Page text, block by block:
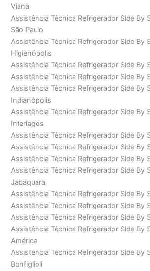
Viana
Assistência Técnica Refrigerador Side By
São Paulo
Assistência Técnica Refrigerador Side By
Higienópolis
Assistência Técnica Refrigerador Side By
Assistência Técnica Refrigerador Side By
Assistência Técnica Refrigerador Side By
Indianópolis
Assistência Técnica Refrigerador Side By
Interlagos
Assistência Técnica Refrigerador Side By
Assistência Técnica Refrigerador Side By
Assistência Técnica Refrigerador Side By
Assistência Técnica Refrigerador Side By
Jabaquara
Assistência Técnica Refrigerador Side By
Assistência Técnica Refrigerador Side By
Assistência Técnica Refrigerador Side By
Assistência Técnica Refrigerador Side By
América
Assistência Técnica Refrigerador Side By
Bonfiglioli